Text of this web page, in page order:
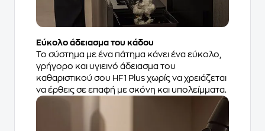
Εύκολο άδειασμα του κάδου
Το σύστημα με ένα πάτημα κάνει ένα εύκολο,
γρήγορο και υγιεινό άδειασμα του
καθαριστικού σου HF1 Plus χωρίς να χρειάζεται
να έρθεις σε επαφή με σκόνη και υπολείμματα.